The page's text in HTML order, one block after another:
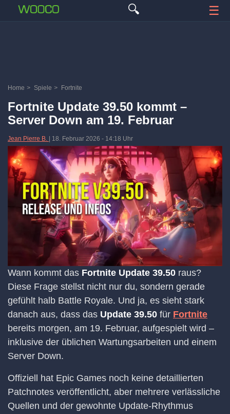
🔍 ☰
Home > Spiele > Fortnite
Fortnite Update 39.50 kommt –
Server Down am 19. Februar
Jean Pierre B. 18. Februar 2026 - 14:18 Uhr
Wann kommt das Fortnite Update 39.50 raus?
Diese Frage stellst nicht nur du, sondern gerade
gefühlt halb Battle Royale. Und ja, es sieht stark
danach aus, dass das Update 39.50 für Fortnite
bereits morgen, am 19. Februar, aufgespielt wird –
inklusive der üblichen Wartungsarbeiten und einem
Server Down.
Offiziell hat Epic Games noch keine detaillierten
Patchnotes veröffentlicht, aber mehrere verlässliche
Quellen und der gewohnte Update-Rhythmus